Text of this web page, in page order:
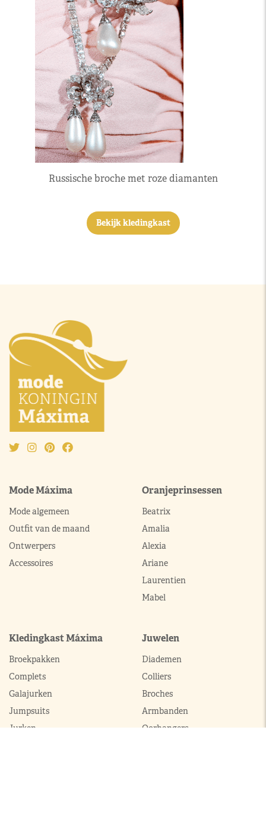
Russische broche met roze diamanten
Bekijk kledingkast
Mode Máxima
Mode algemeen
Outfit van de maand
Ontwerpers
Accessoires
Oranjeprinsessen
Beatrix
Amalia
Alexia
Ariane
Laurentien
Mabel
Kledingkast Máxima
Broekpakken
Complets
Galajurken
Jumpsuits
Jurken
Juwelen
Diademen
Colliers
Broches
Armbanden
Oorhangers